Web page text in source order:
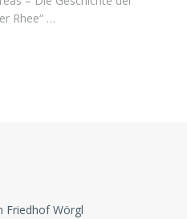
Rhee“ …
Friedhof Wörgl